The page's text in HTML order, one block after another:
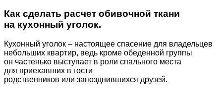
Как сделать расчет обивочной ткани
на кухонный уголок.
Кухонный уголок – настоящее спасение для владельцев
небольших квартир, ведь кроме обеденной группы
он частенько выступает в роли спального места
для приехавших в гости
родственников или запозднившихся друзей.